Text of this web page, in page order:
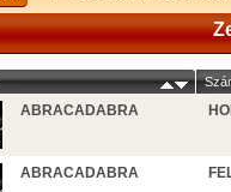
ABRACADABRA
ABRACADABRA